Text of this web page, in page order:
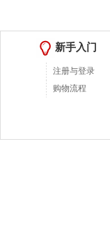
新手入门
注册与登录
购物流程